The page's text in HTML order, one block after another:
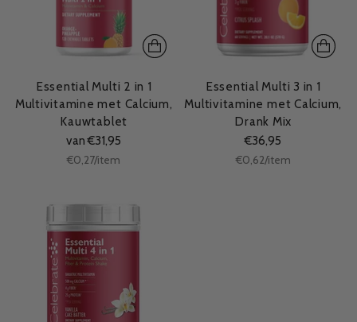
Essential Multi 2 in 1
Multivitamine met Calcium,
Kauwtablet
van €31,95
Stukprijs
€0,27/per
item
Essential Multi 3 in 1
Multivitamine met Calcium,
Drank Mix
€36,95
Stukprijs
€0,62/per
item